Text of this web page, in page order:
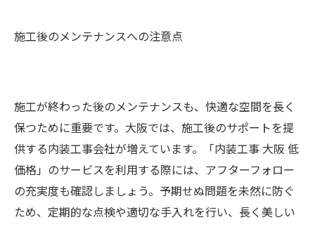
施工後のメンテナンスへの注意点
施工が終わった後のメンテナンスも、快適な空間を長く
保つために重要です。大阪では、施工後のサポートを提
供する内装工事会社が増えています。「内装工事 大阪 低
価格」のサービスを利用する際には、アフターフォロー
の充実度も確認しましょう。予期せぬ問題を未然に防ぐ
ため、定期的な点検や適切な手入れを行い、長く美しい